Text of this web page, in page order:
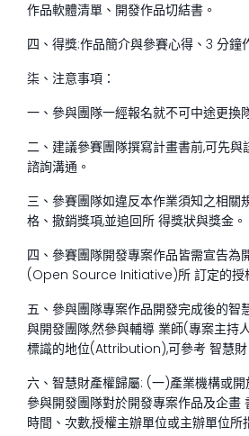
作品軟體清單、開發作品切結書。
四、得獎:作品簡介與參賽心得、3 分鐘
柒、注意事項：
一、參與團隊一經報名就不可中途更換
二、建議參賽團隊撰寫計畫書前,可先
諮詢溝通。
三、參賽團隊如違反本作業須知之相關
格、撤銷獎項,並追回所 得獎狀與獎金。
四、參賽團隊開發專案作品皆需宣告為
(Open Source Initiative)所 訂定的授
五、參與團隊專案作品開發完成後的智
與開發團隊,然參與輔導 業師(專案主持
標識的地位(Attribution),可參考 智慧
六、智慧財產權歸屬: (一)產業機構或
參與開發團隊對於開發專案作品及企畫
時間、次數,授權主辦單位或主辦單位所